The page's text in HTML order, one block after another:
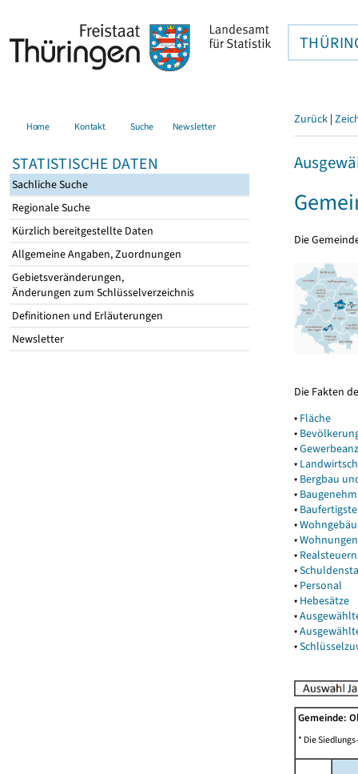
Home Kontakt Suche Newsletter
STATISTISCHE DATEN
Sachliche Suche
Regionale Suche
Kürzlich bereitgestellte Daten
Allgemeine Angaben, Zuordnungen
Gebietsveränderungen,
Änderungen zum Schlüsselverzeichnis
Definitionen und Erläuterungen
Newsletter
Zurück |
Die
Die Fakten
▾ Fläche
▾
▾
▾
▾ Bergbau
▾
▾
▾
▾Wohnungen
▾ Realsteuern
▾
▾ Personal
▾ Hebesätze
▾
▾
▾
Gemeinde:
* Die